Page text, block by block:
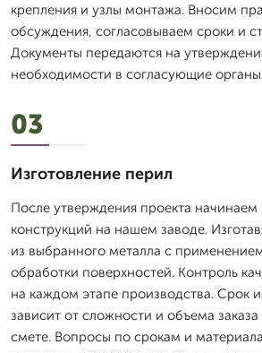
крепления и узлы монтажа. Вносим
обсуждения, согласовываем сроки и
Документы передаются на
необходимости в согласующие
03
Изготовление перил
После утверждения проекта начинаем
конструкций на нашем заводе.
из выбранного металла с
обработки поверхностей. Контроль
на каждом этапе производства. Срок
зависит от сложности и объема заказа
смете. Вопросы по срокам и